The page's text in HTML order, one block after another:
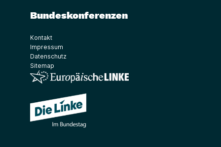
Bundeskonferenzen
Kontakt
Impressum
Datenschutz
Sitemap
(Link öffnet ein neues Fenster)